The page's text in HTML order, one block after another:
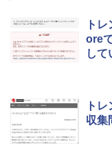
ト
ore
して
ト
収集